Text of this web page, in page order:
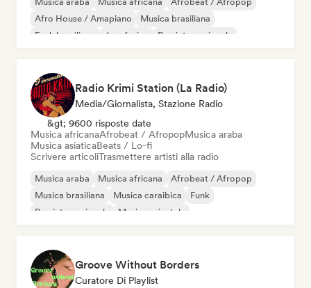
Afro House / Amapiano
Musica brasiliana
Funk brasiliano
Jazz fusion Rap internazionale
Radio Krimi Station (La Radio)
Media/Giornalista, Stazione Radio
&gt; 9600 risposte date
Musica africanaAfrobeat / AfropopMusica araba
Musica asiaticaBeats / Lo-fi
Scrivere articoliTrasmettere artisti alla radio
Musica araba Musica africana
Afrobeat / Afropop
Musica brasiliana
Musica caraibica
Funk
Rap internazionale
Musica orientale
Groove Without Borders
Curatore Di Playlist